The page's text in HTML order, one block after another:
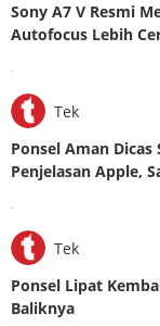
Sony A7 V Resmi
Autofocus Lebih
.
Tek
Ponsel Aman
Penjelasan Apple,
.
Tek
Ponsel Lipat
Baliknya